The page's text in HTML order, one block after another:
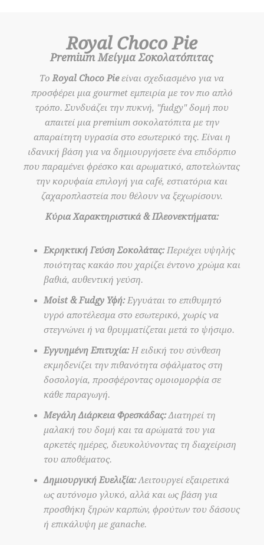
Royal Choco Pie
Premium Μείγμα Σοκολατόπιτας
ΤοRoyal Choco Pieείναι σχεδιασμένο για να
προσφέρει μια gourmet εμπειρία με τον πιο απλό
τρόπο. Συνδυάζει την πυκνή, "fudgy" δομή που
απαιτεί μια premium σοκολατόπιτα με την
απαραίτητη υγρασία στο εσωτερικό της. Είναι η
ιδανική βάση για να δημιουργήσετε ένα επιδόρπιο
που παραμένει φρέσκο και αρωματικό, αποτελώντας
την κορυφαία επιλογή για café, εστιατόρια και
ζαχαροπλαστεία που θέλουν να ξεχωρίσουν.
Κύρια Χαρακτηριστικά & Πλεονεκτήματα:
Εκρηκτική Γεύση Σοκολάτας:Περιέχει υψηλής
ποιότητας κακάο που χαρίζει έντονο χρώμα και
βαθιά, αυθεντική γεύση.
Moist & Fudgy Υφή:Εγγυάται το επιθυμητό
υγρό αποτέλεσμα στο εσωτερικό, χωρίς να
στεγνώνει ή να θρυμματίζεται μετά το ψήσιμο.
Εγγυημένη Επιτυχία:Η ειδική του σύνθεση
εκμηδενίζει την πιθανότητα σφάλματος στη
δοσολογία, προσφέροντας ομοιομορφία σε
κάθε παραγωγή.
Μεγάλη Διάρκεια Φρεσκάδας:Διατηρεί τη
μαλακή του δομή και τα αρώματά του για
αρκετές ημέρες, διευκολύνοντας τη διαχείριση
του αποθέματος.
Δημιουργική Ευελιξία:Λειτουργεί εξαιρετικά
ως αυτόνομο γλυκό, αλλά και ως βάση για
προσθήκη ξηρών καρπών, φρούτων του δάσους
ή επικάλυψη με ganache.